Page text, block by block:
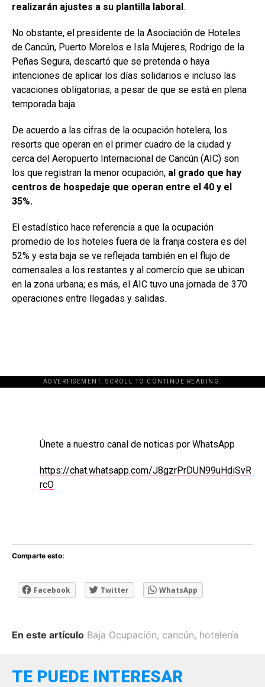
realizarán ajustes a su plantilla laboral.
No obstante, el presidente de la Asociación de Hoteles
de Cancún, Puerto Morelos e Isla Mujeres, Rodrigo de la
Peñas Segura, descartó que se pretenda o haya
intenciones de aplicar los días solidarios e incluso las
vacaciones obligatorias, a pesar de que se está en plena
temporada baja.
De acuerdo a las cifras de la ocupación hotelera, los
resorts que operan en el primer cuadro de la ciudad y
cerca del Aeropuerto Internacional de Cancún (AIC) son
los que registran la menor ocupación, al grado que hay
centros de hospedaje que operan entre el 40 y el
35%.
El estadístico hace referencia a que la ocupación
promedio de los hoteles fuera de la franja costera es del
52% y esta baja se ve reflejada también en el flujo de
comensales a los restantes y al comercio que se ubican
en la zona urbana; es más, el AIC tuvo una jornada de 370
operaciones entre llegadas y salidas.
ADVERTISEMENT. SCROLL TO CONTINUE READING.
[adsforwp id="243463"]
Únete a nuestro canal de noticas por WhatsApp
https://chat.whatsapp.com/J8gzrPrDUN99uHdiSvR
rcO
Comparte esto:
Facebook Twitter WhatsApp
En este artículo Baja Ocupación, cancún, hotelería
TE PUEDE INTERESAR